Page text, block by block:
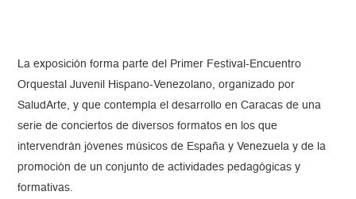
La exposición forma parte del Primer Festival-Encuentro
Orquestal Juvenil Hispano-Venezolano, organizado por
SaludArte, y que contempla el desarrollo en Caracas de una
serie de conciertos de diversos formatos en los que
intervendrán jóvenes músicos de España y Venezuela y de la
promoción de un conjunto de actividades pedagógicas y
formativas.